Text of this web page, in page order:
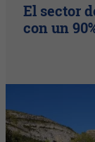
El sector
con un